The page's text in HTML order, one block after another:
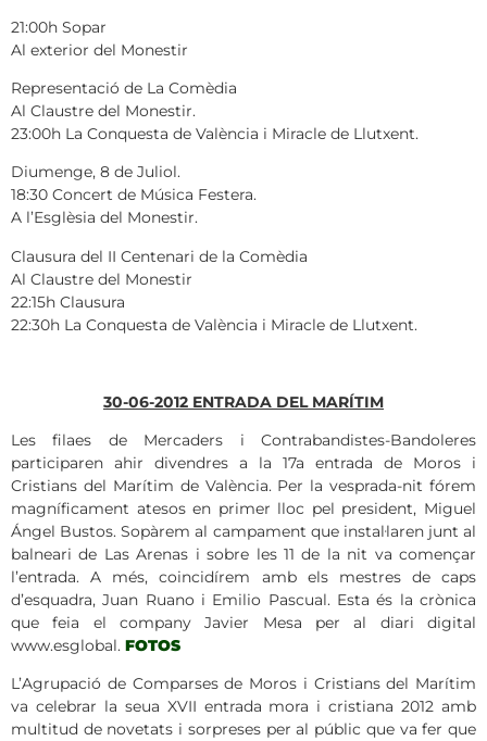
21:00h Sopar
Al exterior del Monestir
Representació de La Comèdia
Al Claustre del Monestir.
23:00h La Conquesta de València i Miracle de Llutxent.
Diumenge, 8 de Juliol.
18:30 Concert de Música Festera.
A l’Esglèsia del Monestir.
Clausura del II Centenari de la Comèdia
Al Claustre del Monestir
22:15h Clausura
22:30h La Conquesta de València i Miracle de Llutxent.
30-06-2012 ENTRADA DEL MARÍTIM
Les filaes de Mercaders i Contrabandistes-Bandoleres
participaren ahir divendres a la 17a entrada de Moros i
Cristians del Marítim de València. Per la vesprada-nit fórem
magníficament atesos en primer lloc pel president, Miguel
Ángel Bustos. Sopàrem al campament que instal·laren junt al
balneari de Las Arenas i sobre les 11 de la nit va començar
l’entrada. A més, coincidírem amb els mestres de caps
d’esquadra, Juan Ruano i Emilio Pascual. Esta és la crònica
que feia el company Javier Mesa per al diari digital
www.esglobal. FOTOS
L’Agrupació de Comparses de Moros i Cristians del Marítim
va celebrar la seua XVII entrada mora i cristiana 2012 amb
multitud de novetats i sorpreses per al públic que va fer que